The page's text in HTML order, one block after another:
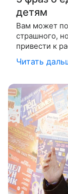
детям
Вам может
страшного,
привести к
Родители и
задумываясь
Читать